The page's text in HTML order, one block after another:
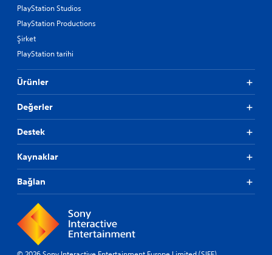
PlayStation Studios
PlayStation Productions
Şirket
PlayStation tarihi
Ürünler
Değerler
Destek
Kaynaklar
Bağlan